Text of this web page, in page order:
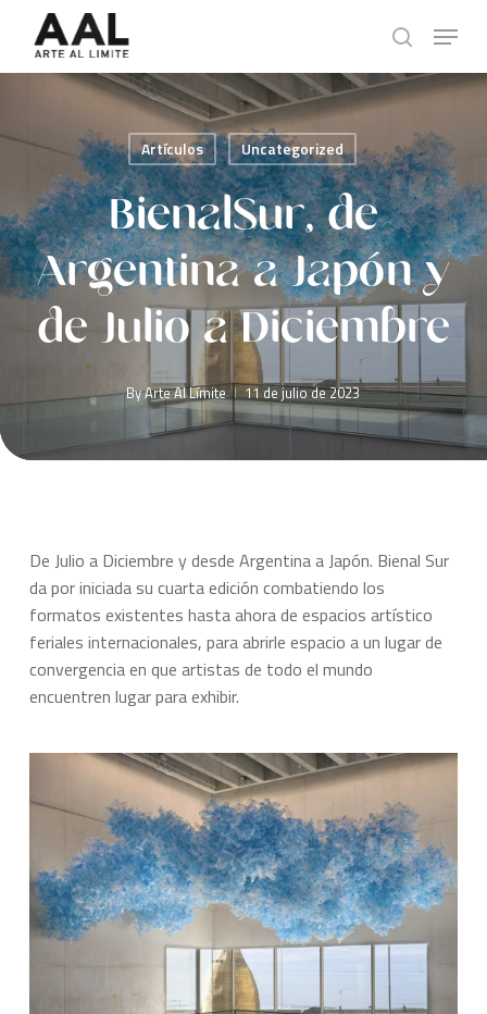
main
search
Menu
Artículos Uncategorized
BienalSur, de
Argentina a Japón y
de Julio a Diciembre
ByArte Al Límite 11 de julio de 2023
De Julio a Diciembre y desde Argentina a Japón. Bienal Sur
da por iniciada su cuarta edición combatiendo los
formatos existentes hasta ahora de espacios artístico
feriales internacionales, para abrirle espacio a un lugar de
convergencia en que artistas de todo el mundo
encuentren lugar para exhibir.